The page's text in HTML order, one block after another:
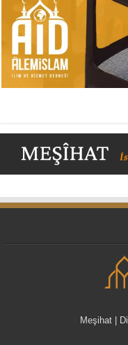
Meşihat |